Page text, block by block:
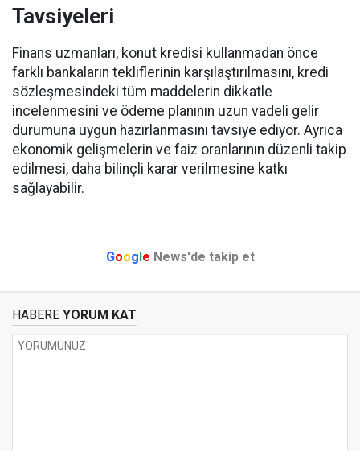
Tavsiyeleri
Finans uzmanları, konut kredisi kullanmadan önce
farklı bankaların tekliflerinin karşılaştırılmasını, kredi
sözleşmesindeki tüm maddelerin dikkatle
incelenmesini ve ödeme planının uzun vadeli gelir
durumuna uygun hazırlanmasını tavsiye ediyor. Ayrıca
ekonomik gelişmelerin ve faiz oranlarının düzenli takip
edilmesi, daha bilinçli karar verilmesine katkı
sağlayabilir.
Google News'de takip et
HABERE YORUM KAT